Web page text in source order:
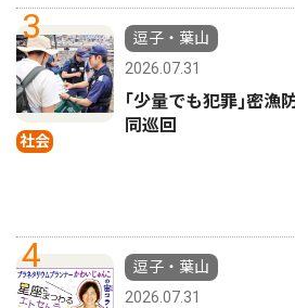
3
社会
逗子・葉山
2026.07.31
｢少量でも犯罪｣密
同巡回
4
逗子・葉山
2026.07.31